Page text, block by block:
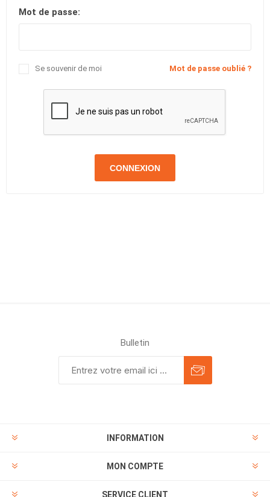
Mot de passe:
Mot de passe oublié ?
Se souvenir de moi
CONNEXION
Bulletin
INFORMATION
MON COMPTE
SERVICE CLIENT